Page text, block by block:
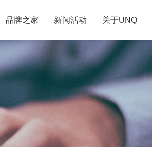
品牌之家 新闻活动 关于UNQ